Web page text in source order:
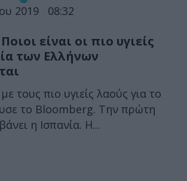
2019 08:32
είναι οι πιο υγιείς
των Ελλήνων
τους πιο υγιείς λαούς για το
το Bloomberg. Την πρώτη
η Ισπανία. Η...